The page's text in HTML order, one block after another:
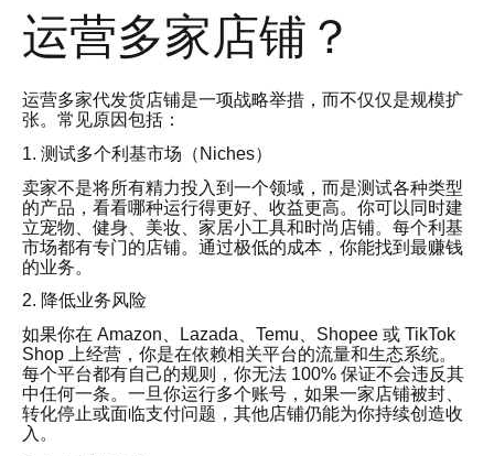
运营多家店铺？
运营多家代发货店铺是一项战略举措，而不仅仅是规模扩
张。常见原因包括：
1. 测试多个利基市场（Niches）
卖家不是将所有精力投入到一个领域，而是测试各种类型
的产品，看看哪种运行得更好、收益更高。你可以同时建
立宠物、健身、美妆、家居小工具和时尚店铺。每个利基
市场都有专门的店铺。通过极低的成本，你能找到最赚钱
的业务。
2. 降低业务风险
如果你在 Amazon、Lazada、Temu、Shopee 或 TikTok
Shop 上经营，你是在依赖相关平台的流量和生态系统。
每个平台都有自己的规则，你无法 100% 保证不会违反其
中任何一条。一旦你运行多个账号，如果一家店铺被封、
转化停止或面临支付问题，其他店铺仍能为你持续创造收
入。